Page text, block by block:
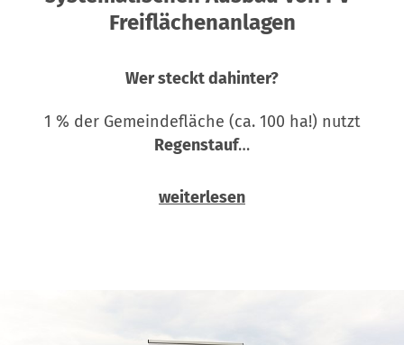
Freiflächenanlagen
Wer steckt dahinter?
1 % der Gemeindefläche (ca. 100 ha!) nutzt
Regenstauf…
weiterlesen